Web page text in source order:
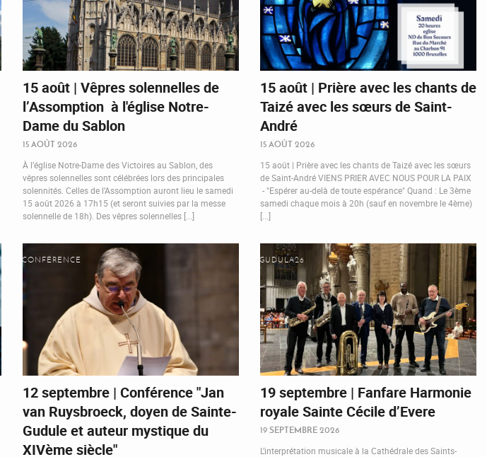
15 août | Vêpres solennelles de
l’Assomption à l'église Notre-
Dame du Sablon
15 AOÛT 2026
À l’église Notre-Dame des Victoires au Sablon, des
vêpres solennelles sont célébrées lors des principales
solennités. Celles de l’Assomption auront lieu le samedi
15 août 2026 à 17h15 (et seront suivies par la messe
solennelle de 18h). Des vêpres solennelles [...]
15 août | Prière avec les chants de
Taizé avec les sœurs de Saint-
André
15 AOÛT 2026
15 août | Prière avec les chants de Taizé avec les sœurs
de Saint-André VIENS PRIER AVEC NOUS POUR LA PAIX
- "Espérer au-delà de toute espérance" Quand : Le 3ème
samedi chaque mois à 20h (sauf en novembre le 4ème)
[...]
CONFÉRENCE
12 septembre | Conférence "Jan
van Ruysbroeck, doyen de Sainte-
Gudule et auteur mystique du
XIVème siècle"
GUDULA26
19 septembre | Fanfare Harmonie
royale Sainte Cécile d’Evere
19 SEPTEMBRE 2026
L’interprétation musicale à la Cathédrale des Saints-